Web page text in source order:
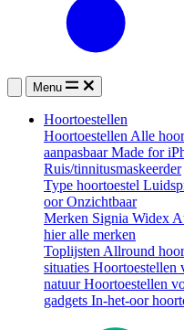
Menu
Hoortoestellen
HoortoestellenAlle
aanpasbaarMade for
Ruis/tinnitusmaskeerder
Type hoortoestel
oorOnzichtbaar
Merken Signia Widex
hier alle merken
ToplijstenAllround
situaties Hoortoestellen
natuurHoortoestellen
gadgets In-het-oor